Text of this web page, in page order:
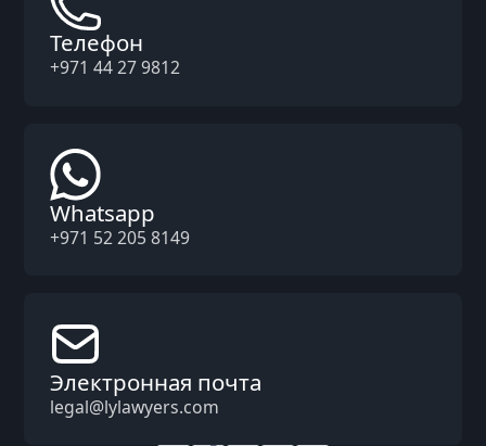
Телефон
+971 44 27 9812
Whatsapp
+971 52 205 8149
Электронная почта
legal@lylawyers.com